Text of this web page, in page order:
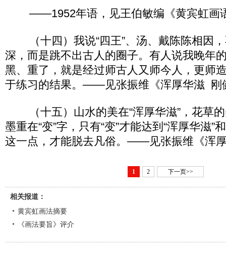
——1952年语，见王伯敏编《黄宾虹画
（十四）我说“四王”、汤、戴陈陈相因，
深，而是跳不出古人的圈子。有人说我晚年
黑、重了，就是经过师古人又师今人，更师
于练习的结果。——见张振维《浑厚华滋 刚
（十五）山水的美在“浑厚华滋”，花草的
墨重在“变”字，只有“变”才能达到“浑厚华滋”
这一点，才能脱去凡俗。——见张振维《浑
1 2 下一页>>
相关报道：
黄宾虹画法摘要
《画法要旨》评介